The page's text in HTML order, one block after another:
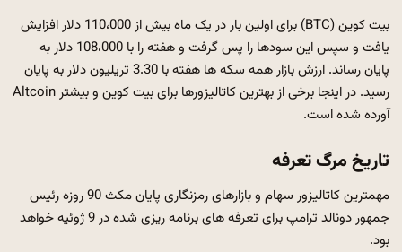
بیت کوین (BTC) برای اولین بار در یک ماه بیش از 110،000 دلار افزایش
یافت و سپس این سودها را پس گرفت و هفته را با 108،000 دلار به
پایان رساند. ارزش بازار همه سکه ها هفته با 3.30 تریلیون دلار به پایان
رسید. در اینجا برخی از بهترین کاتالیزورها برای بیت کوین و بیشتر Altcoin
آورده شده است.
تاریخ مرگ تعرفه
مهمترین کاتالیزور سهام و بازارهای رمزنگاری پایان مکث 90 روزه رئیس
جمهور دونالد ترامپ برای تعرفه های برنامه ریزی شده در 9 ژوئیه خواهد
بود.